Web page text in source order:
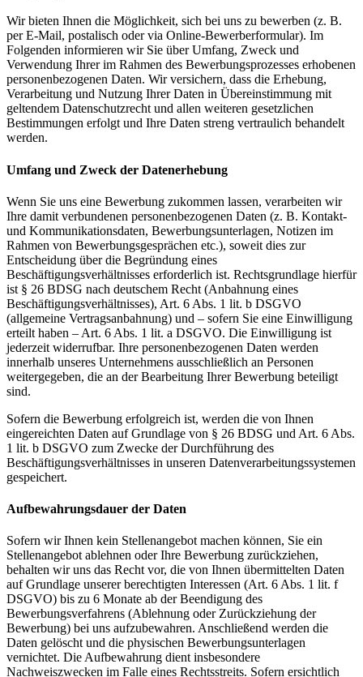
Wir bieten Ihnen die Möglichkeit, sich bei uns zu bewerben (z. B.
per E-Mail, postalisch oder via Online-Bewerberformular). Im
Folgenden informieren wir Sie über Umfang, Zweck und
Verwendung Ihrer im Rahmen des Bewerbungsprozesses erhobenen
personenbezogenen Daten. Wir versichern, dass die Erhebung,
Verarbeitung und Nutzung Ihrer Daten in Übereinstimmung mit
geltendem Datenschutzrecht und allen weiteren gesetzlichen
Bestimmungen erfolgt und Ihre Daten streng vertraulich behandelt
werden.
Umfang und Zweck der Datenerhebung
Wenn Sie uns eine Bewerbung zukommen lassen, verarbeiten wir
Ihre damit verbundenen personenbezogenen Daten (z. B. Kontakt-
und Kommunikationsdaten, Bewerbungsunterlagen, Notizen im
Rahmen von Bewerbungsgesprächen etc.), soweit dies zur
Entscheidung über die Begründung eines
Beschäftigungsverhältnisses erforderlich ist. Rechtsgrundlage hierfür
ist § 26 BDSG nach deutschem Recht (Anbahnung eines
Beschäftigungsverhältnisses), Art. 6 Abs. 1 lit. b DSGVO
(allgemeine Vertragsanbahnung) und – sofern Sie eine Einwilligung
erteilt haben – Art. 6 Abs. 1 lit. a DSGVO. Die Einwilligung ist
jederzeit widerrufbar. Ihre personenbezogenen Daten werden
innerhalb unseres Unternehmens ausschließlich an Personen
weitergegeben, die an der Bearbeitung Ihrer Bewerbung beteiligt
sind.
Sofern die Bewerbung erfolgreich ist, werden die von Ihnen
eingereichten Daten auf Grundlage von § 26 BDSG und Art. 6 Abs.
1 lit. b DSGVO zum Zwecke der Durchführung des
Beschäftigungsverhältnisses in unseren Datenverarbeitungssystemen
gespeichert.
Aufbewahrungsdauer der Daten
Sofern wir Ihnen kein Stellenangebot machen können, Sie ein
Stellenangebot ablehnen oder Ihre Bewerbung zurückziehen,
behalten wir uns das Recht vor, die von Ihnen übermittelten Daten
auf Grundlage unserer berechtigten Interessen (Art. 6 Abs. 1 lit. f
DSGVO) bis zu 6 Monate ab der Beendigung des
Bewerbungsverfahrens (Ablehnung oder Zurückziehung der
Bewerbung) bei uns aufzubewahren. Anschließend werden die
Daten gelöscht und die physischen Bewerbungsunterlagen
vernichtet. Die Aufbewahrung dient insbesondere
Nachweiszwecken im Falle eines Rechtsstreits. Sofern ersichtlich